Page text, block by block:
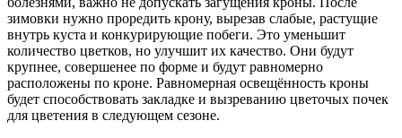
зимовки нужно проредить крону, вырезав слабые, растущие
внутрь куста и конкурирующие побеги. Это уменьшит
количество цветков, но улучшит их качество. Они будут
крупнее, совершенее по форме и будут равномерно
расположены по кроне. Равномерная освещённость кроны
будет способствовать закладке и вызреванию цветочых почек
для цветения в следующем сезоне.